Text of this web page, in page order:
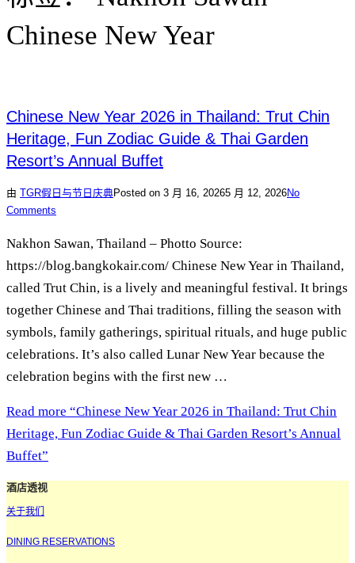
Chinese New Year
Chinese New Year 2026 in Thailand: Trut Chin
Heritage, Fun Zodiac Guide & Thai Garden
Resort’s Annual Buffet
由 TGR假日与节日庆典Posted on 3 月 16, 20265 月 12, 2026No
Comments
Nakhon Sawan, Thailand – Photto Source:
https://blog.bangkokair.com/ Chinese New Year in Thailand,
called Trut Chin, is a lively and meaningful festival. It brings
together Chinese and Thai traditions, filling the season with
symbols, family gatherings, spiritual rituals, and huge public
celebrations. It’s also called Lunar New Year because the
celebration begins with the first new …
Read more “Chinese New Year 2026 in Thailand: Trut Chin
Heritage, Fun Zodiac Guide & Thai Garden Resort’s Annual
Buffet”
酒店透视
关于我们
DINING RESERVATIONS